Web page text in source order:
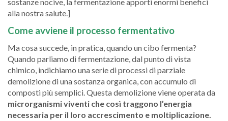
alla nostra salute.]
Come avviene il processo fermentativo
Ma cosa succede, in pratica, quando un cibo fermenta?
Quando parliamo di fermentazione, dal punto di vista
chimico, indichiamo una serie di processi di parziale
demolizione di una sostanza organica, con accumulo di
composti più semplici. Questa demolizione viene operata da
microrganismi viventi che così traggono l’energia
necessaria per il loro accrescimento e moltiplicazione.